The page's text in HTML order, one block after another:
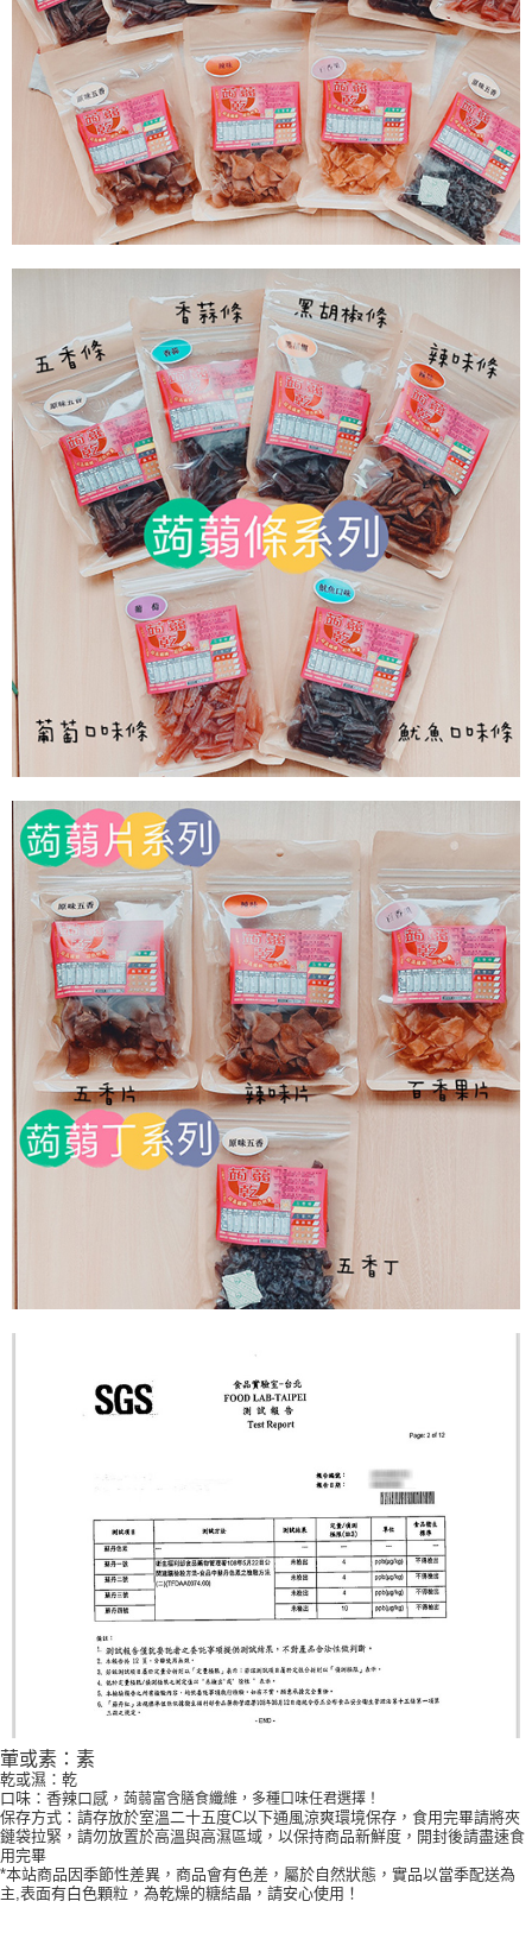
葷或素：素
乾或濕：乾
口味：香辣口感， 蒟蒻富含膳食纖維，多種口味任君選擇！
保存方式：請存放於室溫二十五度C以下通風涼爽環境保存，食用完畢請將夾
鏈袋拉緊，請勿放置於高溫與高濕區域，以保持商品新鮮度，開封後請盡速食
用完畢
*本站商品因季節性差異，商品會有色差，屬於自然狀態，實品以當季配送為
主,表面有白色顆粒，為乾燥的糖結晶，請安心使用！